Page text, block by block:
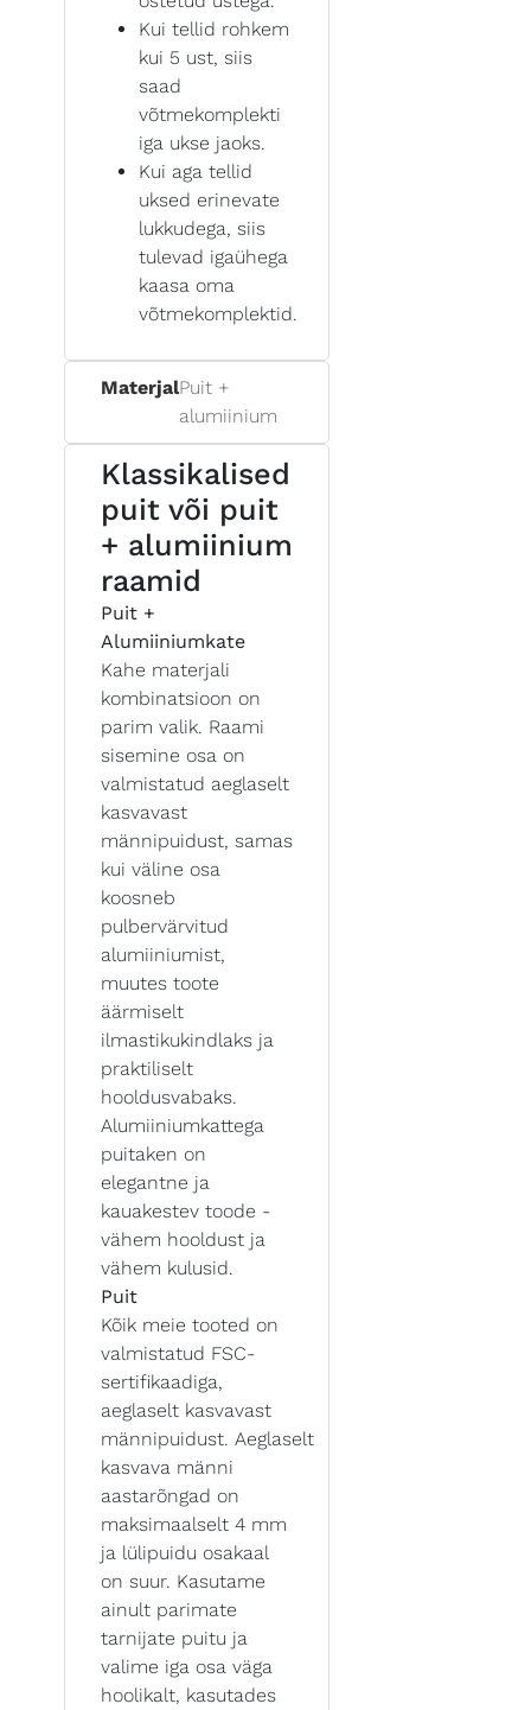
Kui tellid rohkem
kui 5 ust, siis
saad
võtmekomplekti
iga ukse jaoks.
Kui aga tellid
uksed erinevate
lukkudega, siis
tulevad igaühega
kaasa oma
võtmekomplektid.
MaterjalPuit +
alumiinium
Klassikalised
puit või puit
+ alumiinium
raamid
Puit +
Alumiiniumkate
Kahe materjali
kombinatsioon on
parim valik. Raami
sisemine osa on
valmistatud aeglaselt
kasvavast
männipuidust, samas
kui väline osa
koosneb
pulbervärvitud
alumiiniumist,
muutes toote
äärmiselt
ilmastikukindlaks ja
praktiliselt
hooldusvabaks.
Alumiiniumkattega
puitaken on
elegantne ja
kauakestev toode -
vähem hooldust ja
vähem kulusid.
Puit
Kõik meie tooted on
valmistatud FSC-
sertifikaadiga,
aeglaselt kasvavast
männipuidust. Aeglaselt
kasvava männi
aastarõngad on
maksimaalselt 4 mm
ja lülipuidu osakaal
on suur. Kasutame
ainult parimate
tarnijate puitu ja
valime iga osa väga
hoolikalt, kasutades